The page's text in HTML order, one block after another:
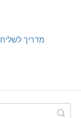
מדריך